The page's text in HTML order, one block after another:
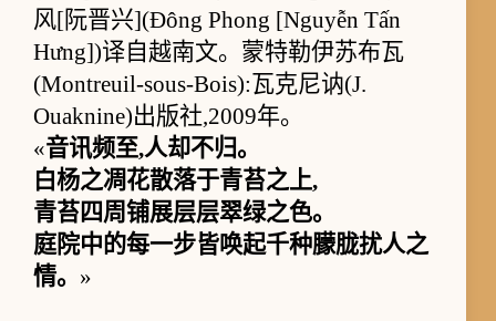
风[阮晋兴](Đông Phong [Nguyễn Tấn
Hưng])译自越南文。蒙特勒伊苏布瓦
(Montreuil-sous-Bois):瓦克尼讷(J.
Ouaknine)出版社,2009年。
«音讯频至,人却不归。
白杨之凋花散落于青苔之上,
青苔四周铺展层层翠绿之色。
庭院中的每一步皆唤起千种朦胧扰人之
情。 »